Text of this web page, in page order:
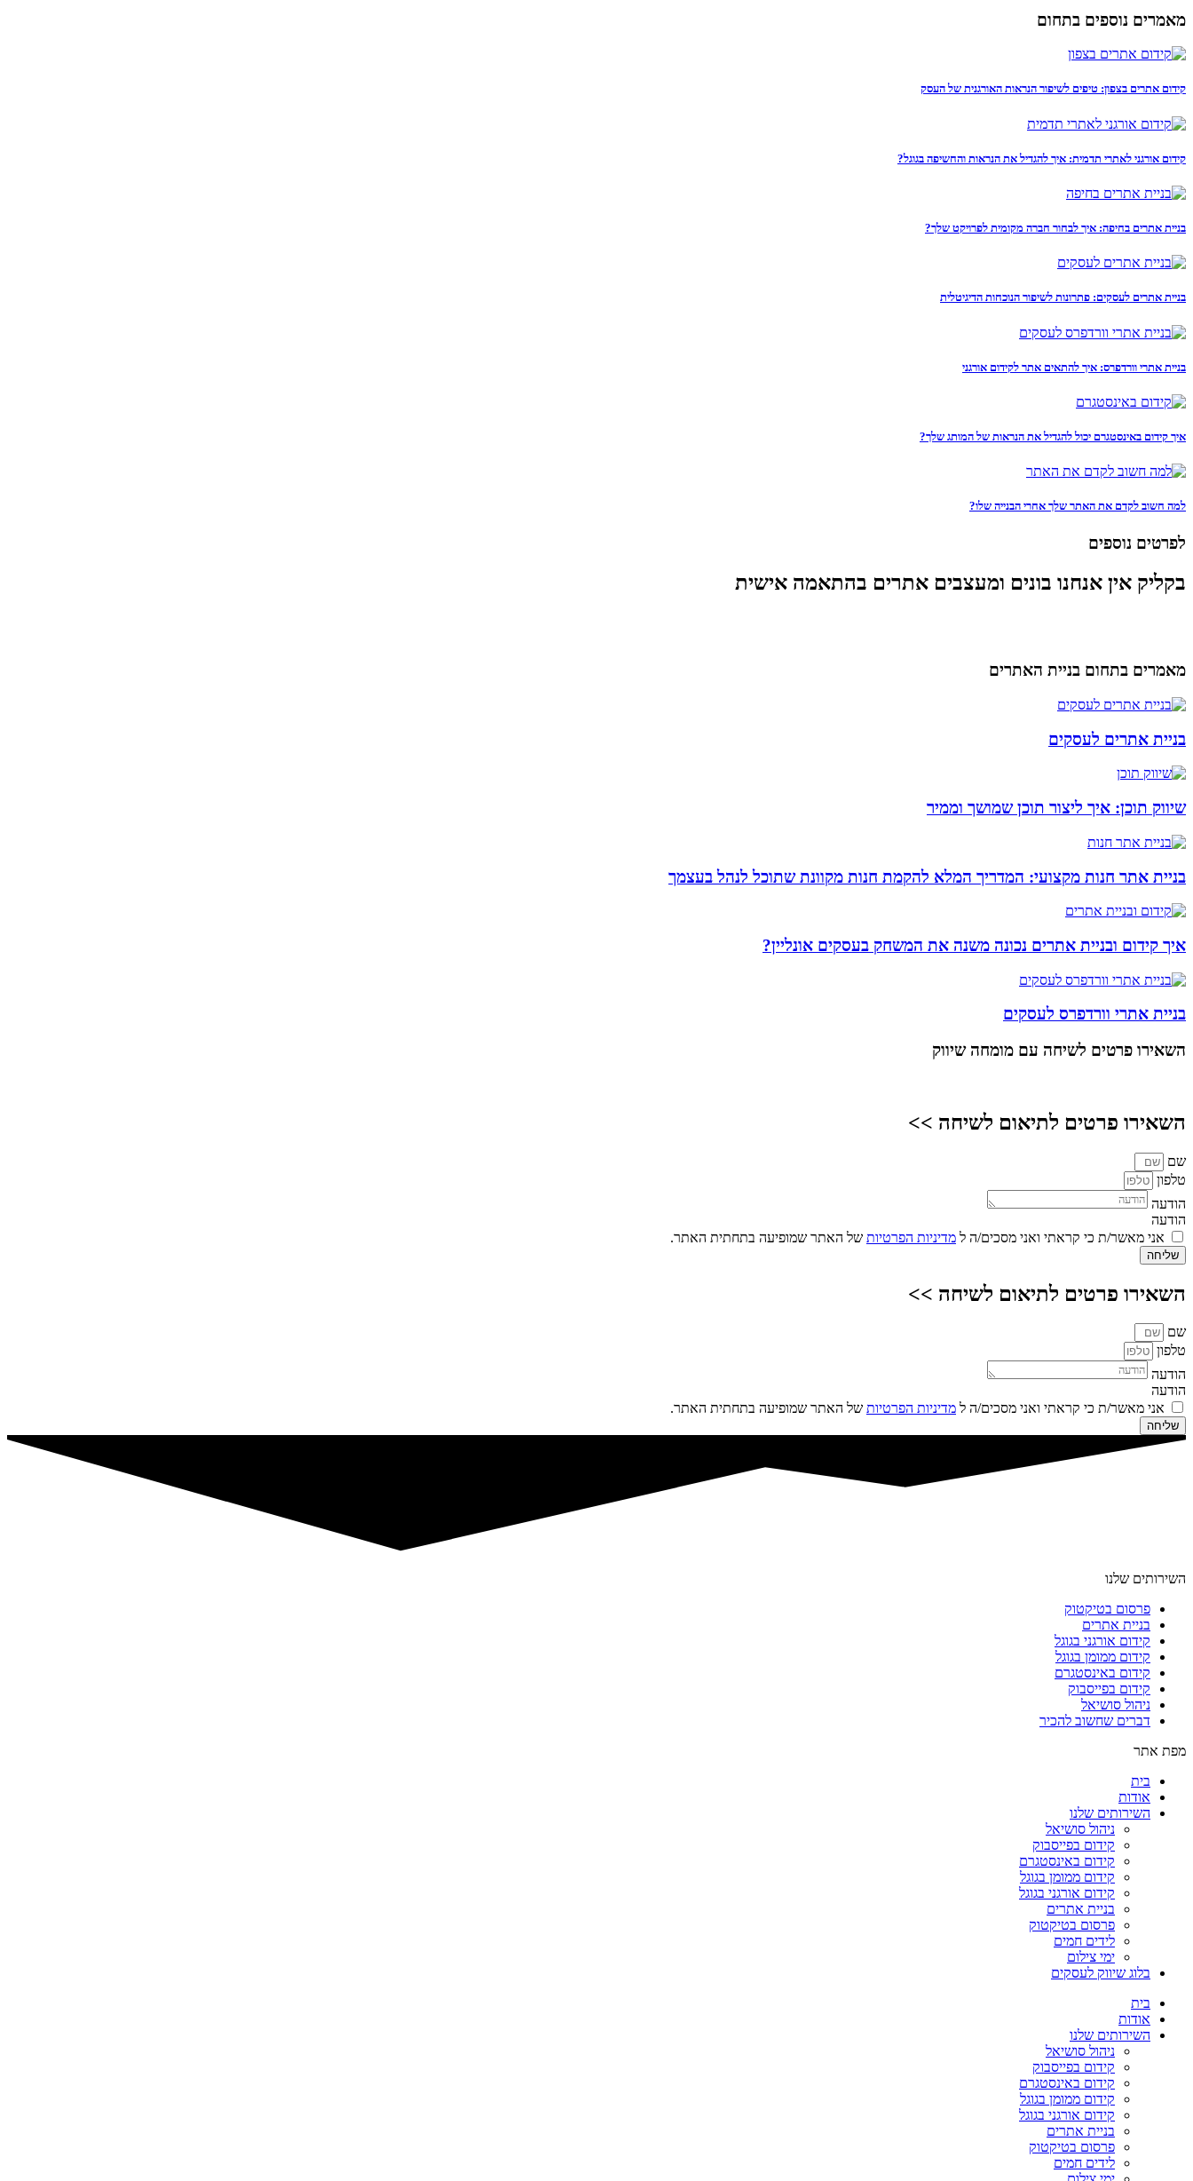
מאמרים נוספים בתחום
קידום אתרים בצפון: טיפים לשיפור הנראות האורגנית של העסק
קידום אורגני לאתרי תדמית: איך להגדיל את הנראות והחשיפה בגוגל?
בניית אתרים בחיפה: איך לבחור חברה מקומית לפרויקט שלך?
בניית אתרים לעסקים: פתרונות לשיפור הנוכחות הדיגיטלית
בניית אתרי וורדפרס: איך להתאים אתר לקידום אורגני
איך קידום באינסטגרם יכול להגדיל את הנראות של המותג שלך?
למה חשוב לקדם את האתר שלך אחרי הבנייה שלו?
לפרטים נוספים
בקליק אין אנחנו בונים ומעצבים אתרים בהתאמה אישית
מאמרים בתחום בניית האתרים
בניית אתרים לעסקים
שיווק תוכן: איך ליצור תוכן שמושך וממיר
בניית אתר חנות מקצועי: המדריך המלא להקמת חנות מקוונת שתוכל לנהל בעצמך
איך קידום ובניית אתרים נכונה משנה את המשחק בעסקים אונליין?
בניית אתרי וורדפרס לעסקים
השאירו פרטים לשיחה עם מומחה שיווק
השאירו פרטים לתיאום לשיחה >>
שם
טלפון
הודעה
הודעה
אני מאשר/ת כי קראתי ואני מסכים/ה ל מדיניות הפרטיות של האתר שמופיעה בתחתית האתר.
שליחה
השאירו פרטים לתיאום לשיחה >>
שם
טלפון
הודעה
הודעה
אני מאשר/ת כי קראתי ואני מסכים/ה ל מדיניות הפרטיות של האתר שמופיעה בתחתית האתר.
שליחה
השירותים שלנו
פרסום בטיקטוק
בניית אתרים
קידום אורגני בגוגל
קידום ממומן בגוגל
קידום באינסטגרם
קידום בפייסבוק
ניהול סושיאל
דברים שחשוב להכיר
מפת אתר
בית
אודות
השירותים שלנו
ניהול סושיאל
קידום בפייסבוק
קידום באינסטגרם
קידום ממומן בגוגל
קידום אורגני בגוגל
בניית אתרים
פרסום בטיקטוק
לידים חמים
ימי צילום
בלוג שיווק לעסקים
בית
אודות
השירותים שלנו
ניהול סושיאל
קידום בפייסבוק
קידום באינסטגרם
קידום ממומן בגוגל
קידום אורגני בגוגל
בניית אתרים
פרסום בטיקטוק
לידים חמים